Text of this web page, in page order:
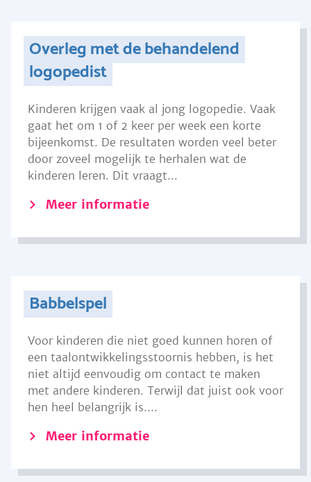
Overleg met de behandelend
logopedist
Kinderen krijgen vaak al jong logopedie. Vaak
gaat het om 1 of 2 keer per week een korte
bijeenkomst. De resultaten worden veel beter
door zoveel mogelijk te herhalen wat de
kinderen leren. Dit vraagt...
Meer informatie
Babbelspel
Voor kinderen die niet goed kunnen horen of
een taalontwikkelingsstoornis hebben, is het
niet altijd eenvoudig om contact te maken
met andere kinderen. Terwijl dat juist ook voor
hen heel belangrijk is....
Meer informatie